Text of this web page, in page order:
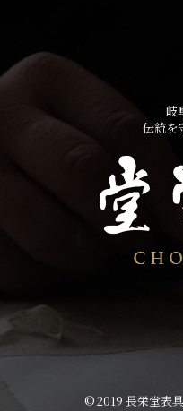
岐
伝統を
© 2019 長栄堂表